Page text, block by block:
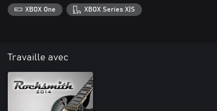
XBOX One XBOX Series X|S
Travaille avec